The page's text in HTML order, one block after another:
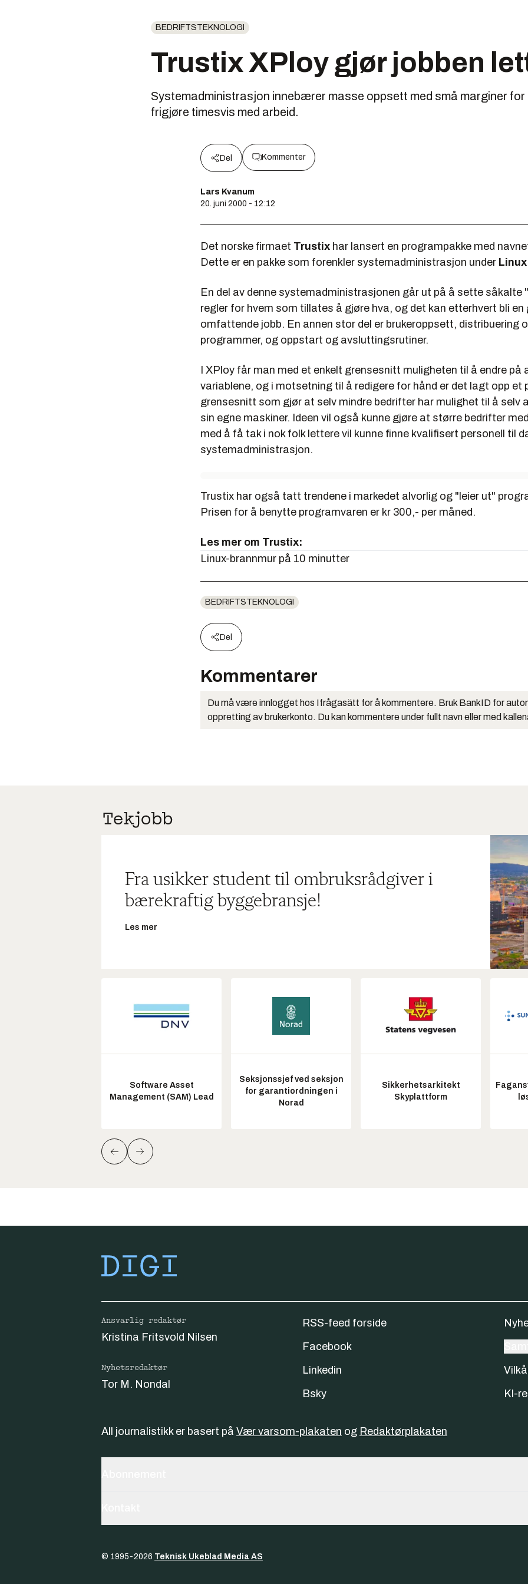
BEDRIFTSTEKNOLOGI
Trustix XPloy gjør jobben
Systemadministrasjon innebærer masse oppsett med små marginer for
frigjøre timesvis med arbeid.
Del Kommenter
Lars Kvanum
20. juni 2000 - 12:12
Det norske firmaet Trustix har lansert en programpakke med
Dette er en pakke som forenkler systemadministrasjon under Linux
En del av denne systemadministrasjonen går ut på å sette såkalte
regler for hvem som tillates å gjøre hva, og det kan etterhvert bli en
omfattende jobb. En annen stor del er brukeroppsett, distribuering
programmer, og oppstart og avsluttingsrutiner.
I XPloy får man med et enkelt grensesnitt muligheten til å endre på
variablene, og i motsetning til å redigere for hånd er det lagt opp et
grensesnitt som gjør at selv mindre bedrifter har mulighet til å selv
sin egne maskiner. Ideen vil også kunne gjøre at større bedrifter
med å få tak i nok folk lettere vil kunne finne kvalifisert personell til
systemadministrasjon.
Trustix har også tatt trendene i markedet alvorlig og "leier ut"
Prisen for å benytte programvaren er kr 300,- per måned.
Les mer om Trustix:
Linux-brannmur på 10 minutter
BEDRIFTSTEKNOLOGI
Del
Kommentarer
Du må være innlogget hos Ifrågasätt for å kommentere. Bruk BankID for
oppretting av brukerkonto. Du kan kommentere under fullt navn eller med
Fra usikker student til ombruksrådgiver i
bærekraftig byggebransje!
Les mer
Software Asset
Management (SAM) Lead
Seksjonssjef ved seksjon
for garantiordningen i
Norad
Sikkerhetsarkitekt
Skyplattform
Ansvarlig redaktør
Kristina Fritsvold Nilsen
Nyhetsredaktør
Tor M. Nondal
RSS-feed forside
Facebook
Linkedin
Bsky
KI-
All journalistikk er basert på Vær varsom-plakaten og Redaktørplakaten
© 1995-2026 Teknisk Ukeblad Media AS